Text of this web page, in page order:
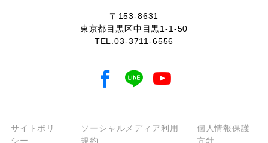
〒153-8631
東京都目黒区中目黒1-1-50
TEL.03-3711-6556
サイトポリ
シー
ソーシャルメディア利用
規約
個人情報保護
方針